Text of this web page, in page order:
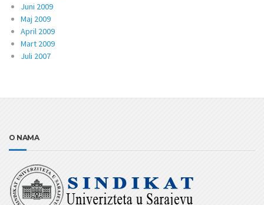
Juni 2009
Maj 2009
April 2009
Mart 2009
Juli 2007
O NAMA